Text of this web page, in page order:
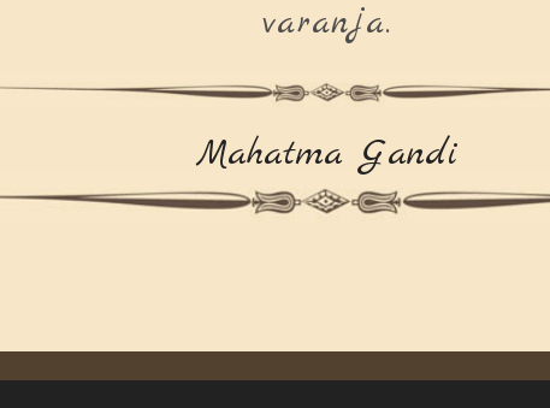
varanja.
Mahatma Gandi